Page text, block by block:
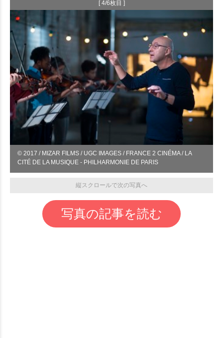
[ 4/6枚目 ]
© 2017 / MIZAR FILMS / UGC IMAGES / FRANCE 2 CINÉMA / LA
CITÉ DE LA MUSIQUE - PHILHARMONIE DE PARIS
縦スクロールで次の写真へ
写真の記事を読む